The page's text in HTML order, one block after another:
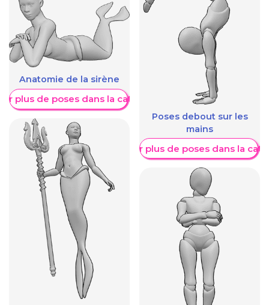
Anatomie de la sirène
plus de poses dans la catégorie
Poses debout sur les
mains
Afficher plus de poses dans la